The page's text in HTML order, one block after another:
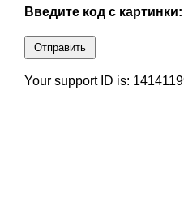
Введите код с картинки:
Отправить
Your support ID is: